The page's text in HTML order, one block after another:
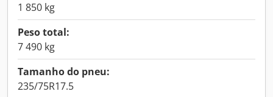
1 850 kg
Peso total:
7 490 kg
Tamanho do pneu:
235/75R17.5